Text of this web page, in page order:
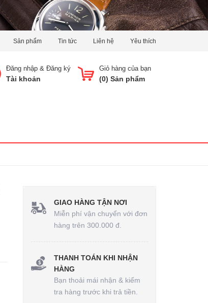
Sản phẩm Tin tức Liên hệ Yêu thích
Giỏ hàng của bạn
(0) Sản phẩm
Đăng nhập & Đăng ký
Tài khoản
GIAO HÀNG TẬN NƠI
Miễn phí vận chuyển với đơn
hàng trên 300.000 đ.
THANH TOÁN KHI NHẬN
HÀNG
Bạn thoải mái nhận & kiểm
tra hàng trước khi trả tiền.